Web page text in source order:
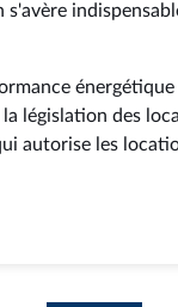
s'avère
législation des
autorise les